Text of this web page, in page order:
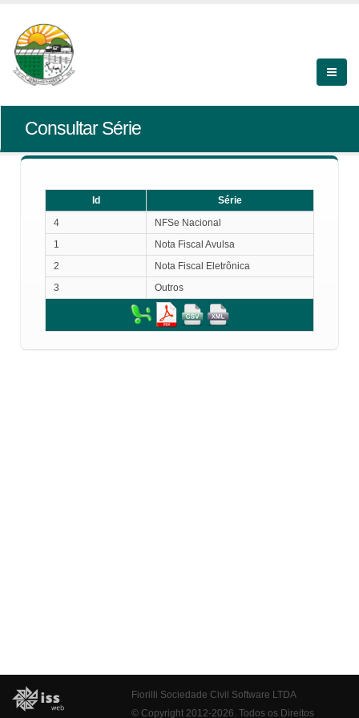
Consultar Série
Id
Série
Série
4
NFSe Nacional
1
Nota Fiscal Avulsa
2
Nota Fiscal Eletrônica
3
Outros
Fiorilli Sociedade Civil Software LTDA
© Copyright 2012-2026. Todos os Direitos